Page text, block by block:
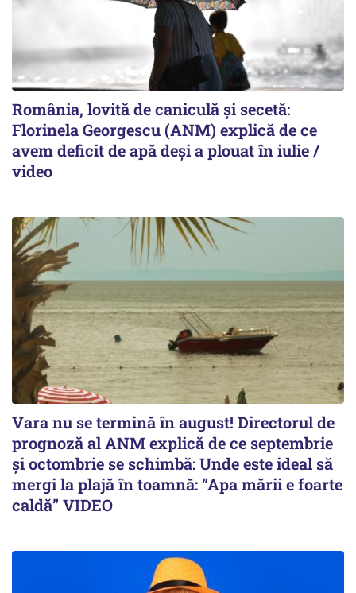
România, lovită de caniculă și secetă:
Florinela Georgescu (ANM) explică de ce
avem deficit de apă deși a plouat în iulie /
video
Vara nu se termină în august! Directorul de
prognoză al ANM explică de ce septembrie
și octombrie se schimbă: Unde este ideal să
mergi la plajă în toamnă: ”Apa mării e foarte
caldă” VIDEO